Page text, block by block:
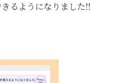
きるようになりました‼️